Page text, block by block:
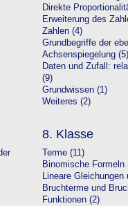
Direkte
Erweiterung des
Zahlen (4)
Grundbegriffe der
Achsenspiegelung (5)
Daten und Zufall:
(9)
Grundwissen (1)
Weiteres (2)
8. Klasse
Terme (11)
Binomische Formeln
Lineare Gleichungen
Bruchterme und
Funktionen (2)